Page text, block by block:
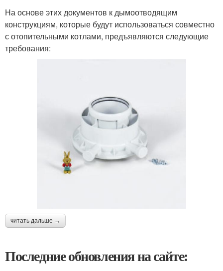
На основе этих документов к дымоотводящим
конструкциям, которые будут использоваться совместно
с отопительными котлами, предъявляются следующие
требования:
читать дальше →
Последние обновления на сайте: